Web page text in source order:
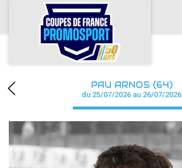
ACCUEIL
ACTUS
CALENDRIER
CHAMPIONNAT
RÉSULTATS
PHOTOS / WEB TV
PAU ARNOS (64)
du 25/07/2026 au 26/07/2026